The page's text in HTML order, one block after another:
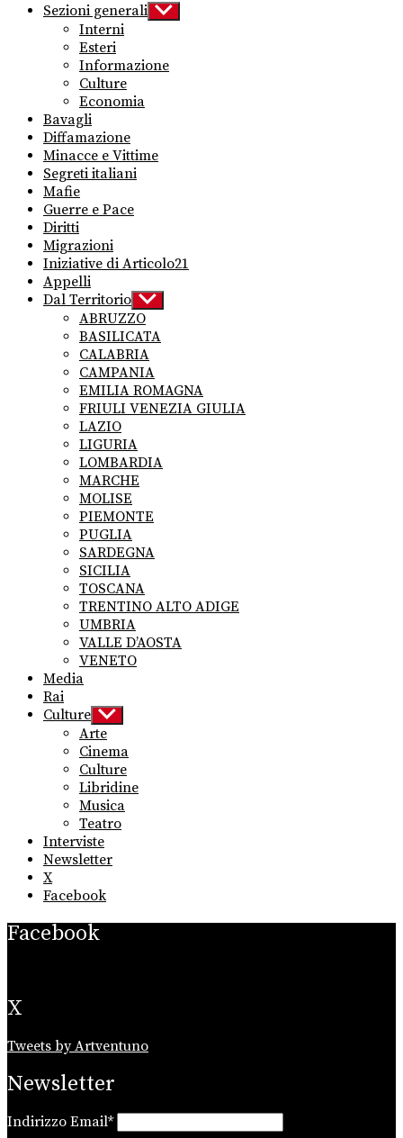
Sezioni generali Show
sub
Interni
Esteri
Informazione
Culture
Economia
Bavagli
Diffamazione
Minacce e Vittime
Segreti italiani
Mafie
Guerre e Pace
Diritti
Migrazioni
Iniziative di Articolo21
Appelli
Dal Territorio Show
sub
menu
ABRUZZO
BASILICATA
CALABRIA
CAMPANIA
EMILIA ROMAGNA
FRIULI VENEZIA GIULIA
LAZIO
LIGURIA
LOMBARDIA
MARCHE
MOLISE
PIEMONTE
PUGLIA
SARDEGNA
SICILIA
TOSCANA
TRENTINO ALTO ADIGE
UMBRIA
VALLE D’AOSTA
VENETO
Media
Rai
Culture Show
sub
menu
Arte
Cinema
Culture
Libridine
Musica
Teatro
Interviste
Newsletter
X
Facebook
Facebook
X
Tweets by Artventuno
Newsletter
Indirizzo Email*